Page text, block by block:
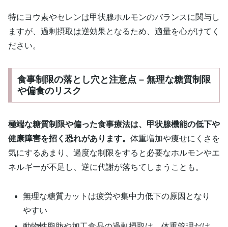
特にヨウ素やセレンは甲状腺ホルモンのバランスに関与し
ますが、過剰摂取は逆効果となるため、適量を心がけてく
ださい。
食事制限の落とし穴と注意点 – 無理な糖質制限
や偏食のリスク
極端な糖質制限や偏った食事療法は、甲状腺機能の低下や
健康障害を招く恐れがあります。 体重増加や痩せにくさを
気にするあまり、過度な制限をすると必要なホルモンやエ
ネルギーが不足し、逆に代謝が落ちてしまうことも。
無理な糖質カットは疲労や集中力低下の原因となり
やすい